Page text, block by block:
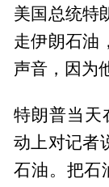
美国总统特
走伊朗石油
声音，因为
特朗普当天
动上对记者
石油。把石